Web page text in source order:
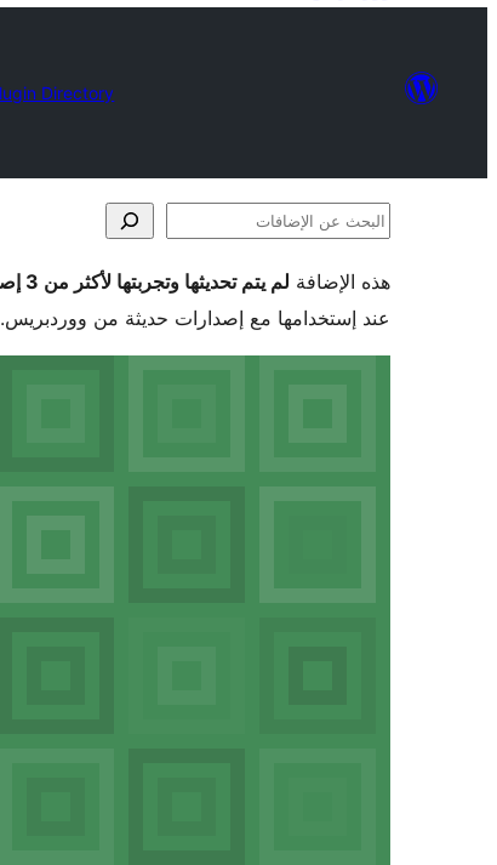
Directory
البحث
الإضافات
هذه الإضافة لم يتم تحديثها وتجربتها لأكثر من 3 إصدارات ووردبريس رئيسية
عند إستخدامها مع إصدارات حديثة من ووردبريس.